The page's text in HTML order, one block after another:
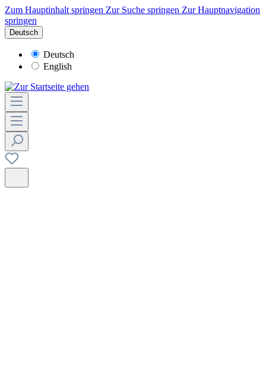
Zum Hauptinhalt springen Zur Suche springen Zur Hauptnavigation
springen
Deutsch
Deutsch
English